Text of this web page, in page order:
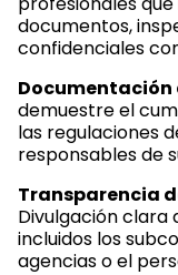
documentos,
confidenciales
demuestre el
las regulaciones
responsables de
Transparencia
Divulgación clara
incluidos los
agencias o el